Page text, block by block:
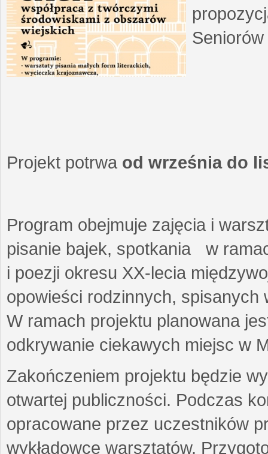
Projekt potrwa od września do
Program obejmuje zajęcia i
pisanie bajek, spotkania w
i poezji okresu XX-lecia
opowieści rodzinnych,
W ramach projektu planowana
odkrywanie ciekawych miejsc w
Zakończeniem projektu będzie
otwartej publiczności. Podczas
opracowane przez uczestników
wykładowcę warsztatów.